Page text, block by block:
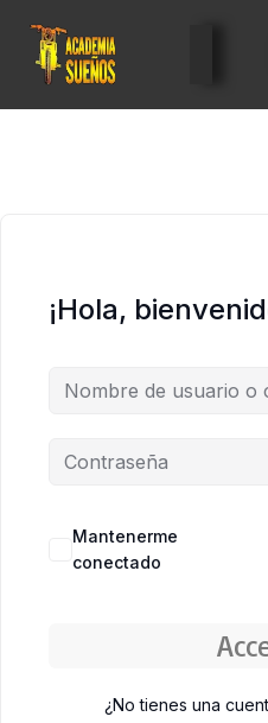
¡Hola,
Mantenerme
conectado
¿No tienes una